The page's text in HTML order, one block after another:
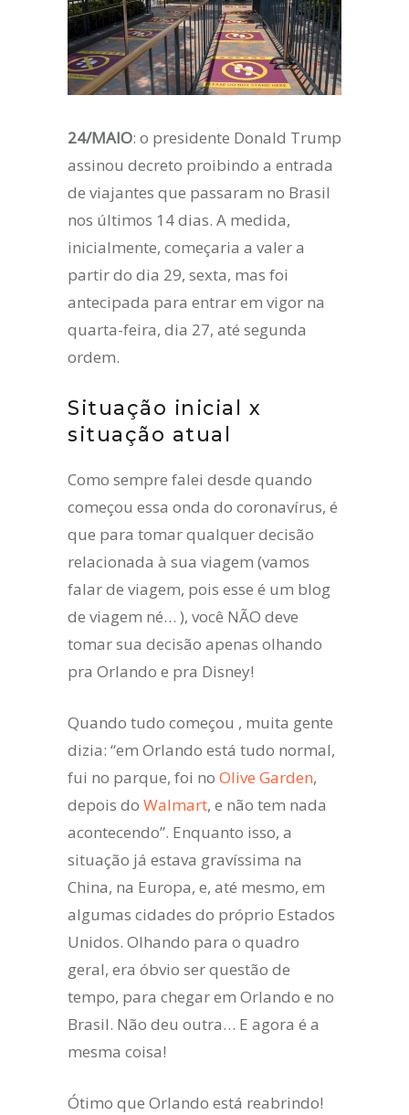
24/MAIO: o presidente Donald Trump
assinou decreto proibindo a entrada
de viajantes que passaram no Brasil
nos últimos 14 dias. A medida,
inicialmente, começaria a valer a
partir do dia 29, sexta, mas foi
antecipada para entrar em vigor na
quarta-feira, dia 27, até segunda
ordem.
Situação inicial x
situação atual
Como sempre falei desde quando
começou essa onda do coronavírus, é
que para tomar qualquer decisão
relacionada à sua viagem (vamos
falar de viagem, pois esse é um blog
de viagem né… ), você NÃO deve
tomar sua decisão apenas olhando
pra Orlando e pra Disney!
Quando tudo começou , muita gente
dizia: “em Orlando está tudo normal,
fui no parque, foi no Olive Garden,
depois do Walmart, e não tem nada
acontecendo”. Enquanto isso, a
situação já estava gravíssima na
China, na Europa, e, até mesmo, em
algumas cidades do próprio Estados
Unidos. Olhando para o quadro
geral, era óbvio ser questão de
tempo, para chegar em Orlando e no
Brasil. Não deu outra… E agora é a
mesma coisa!
Ótimo que Orlando está reabrindo!